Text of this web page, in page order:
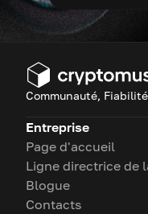
Communauté,
Entreprise
Page d'accueil
Ligne directrice de
Blogue
Contacts